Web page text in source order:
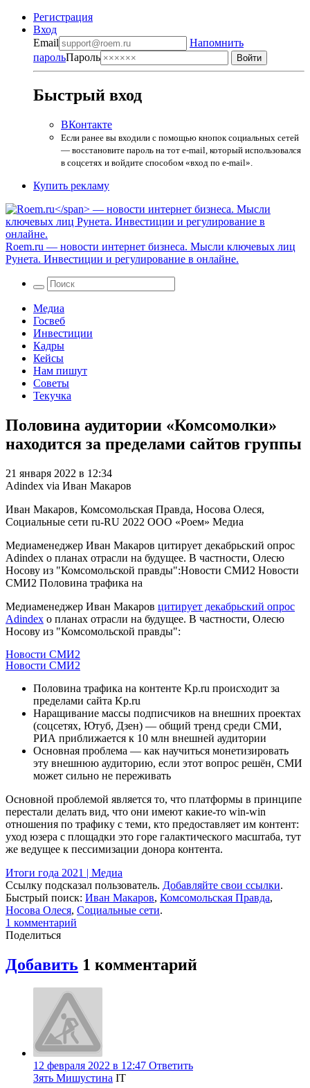
Регистрация
Вход
Email
Напомнить
парольПароль
Быстрый вход
ВКонтакте
Если ранее вы входили с помощью кнопок социальных сетей
— восстановите пароль на тот e-mail, который использовался
в соцсетях и войдите способом «вход по e-mail».
Купить рекламу
Roem.ru — новости интернет бизнеса. Мысли ключевых лиц
Рунета. Инвестиции и регулирование в онлайне.
Медиа
Госвеб
Инвестиции
Кадры
Кейсы
Нам пишут
Советы
Текучка
Половина аудитории «Комсомолки»
находится за пределами сайтов группы
21 января 2022 в 12:34
Adindex via Иван Макаров
Иван Макаров, Комсомольская Правда, Носова Олеся,
Социальные сети ru-RU 2022 ООО «Роем» Медиа
Медиаменеджер Иван Макаров цитирует декабрьский опрос
Adindex о планах отрасли на будущее. В частности, Олесю
Носову из "Комсомольской правды":Новости СМИ2 Новости
СМИ2 Половина трафика на
Медиаменеджер Иван Макаров цитирует декабрьский опрос
Adindex о планах отрасли на будущее. В частности, Олесю
Носову из "Комсомольской правды":
Новости СМИ2
Новости СМИ2
Половина трафика на контенте Kp.ru происходит за
пределами сайта Kp.ru
Наращивание массы подписчиков на внешних проектах
(соцсетях, Ютуб, Дзен) — общий тренд среди СМИ,
РИА приближается к 10 млн внешней аудитории
Основная проблема — как научиться монетизировать
эту внешнюю аудиторию, если этот вопрос решён, СМИ
может сильно не переживать
Основной проблемой является то, что платформы в принципе
перестали делать вид, что они имеют какие-то win-win
отношения по трафику с теми, кто предоставляет им контент:
уход юзера с площадки это горе галактического масштаба, тут
же ведущее к пессимизации донора контента.
Итоги года 2021 | Медиа
Ссылку подсказал пользователь. Добавляйте свои ссылки.
Быстрый поиск: Иван Макаров, Комсомольская Правда,
Носова Олеся, Социальные сети.
1 комментарий
Поделиться
Добавить 1 комментарий
12 февраля 2022 в 12:47 Ответить
Зять Мишустина IT